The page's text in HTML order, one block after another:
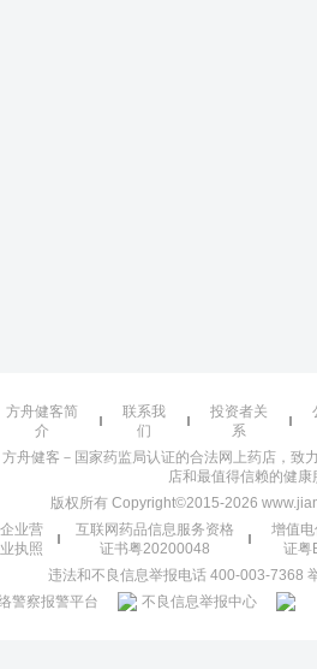
方舟健客简
介
联系我
们
投资者关
系
方舟健客－国家药监局认证的合法网上药店，致
店和最值得信赖的健康
版权所有 Copyright©2015-2026
企业营
业执照
互联网药品信息服务资格
证书粤20200048
增值
证粤
违法和不良信息举报电话 400-003-7368